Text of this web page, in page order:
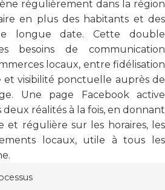
régulièrement dans la région
en plus des habitants et des
longue date. Cette double
besoins de communication
locaux, entre fidélisation
visibilité ponctuelle auprès de
Une page Facebook active
réalités à la fois, en donnant
et régulière sur les horaires, les
locaux, utile à tous les